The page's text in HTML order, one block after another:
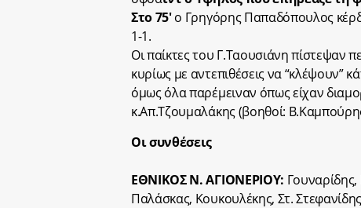
Στο 75′ο Γρηγόρης Παπαδόπουλος
1-1.
Οι παίκτες του Γ.Ταουσιάνη πίστεψαν
κυρίως με αντεπιθέσεις να “κλέψουν”
όμως όλα παρέμειναν όπως είχαν
κ.Απ.Τζουμαλάκης (βοηθοί:
Οι συνθέσεις
ΕΘΝΙΚΟΣ Ν. ΑΓΙΟΝΕΡΙΟΥ:
Παλάσκας, Κουκουλέκης, Στ.